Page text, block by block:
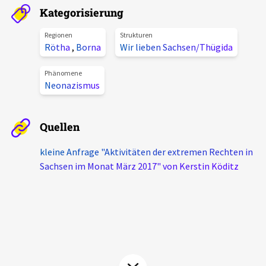
Aktuelles
Alle Beiträge
Pressemitteilungen
Über uns
Projektbeschreibung
Unterstützer_innen
Spenden
Kategorisierung
Regionen
Rötha , Borna
Strukturen
Wir lieben Sachsen/Thügida
Phänomene
Neonazismus
Quellen
kleine Anfrage "Aktivitäten der extremen Rechten in
Sachsen im Monat März 2017" von Kerstin Köditz